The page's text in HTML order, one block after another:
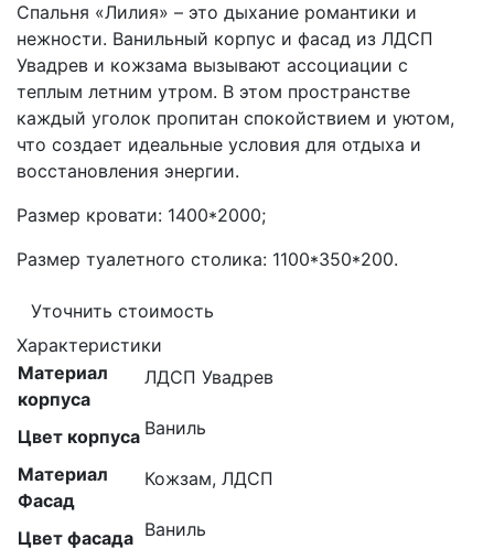
Спальня «Лилия» – это дыхание романтики и
нежности. Ванильный корпус и фасад из ЛДСП
Увадрев и кожзама вызывают ассоциации с
теплым летним утром. В этом пространстве
каждый уголок пропитан спокойствием и уютом,
что создает идеальные условия для отдыха и
восстановления энергии.
Размер кровати: 1400*2000;
Размер туалетного столика: 1100*350*200.
Уточнить стоимость
Характеристики
Материал
корпуса
ЛДСП Увадрев
Цвет корпуса Ваниль
Материал
Фасад
Кожзам, ЛДСП
Цвет фасада Ваниль